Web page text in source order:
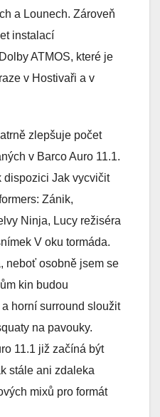
a Lounech. Zároveň
instalací
ATMOS, které je
v Hostivaři a v
zlepšuje počet
v Barco Auro 11.1.
dispozici Jak vycvičit
Zánik,
Ninja, Lucy režiséra
V oku tormáda.
neboť osobně jsem se
kin budou
horní surround sloužit
na pavouky.
11.1 již začíná být
stále ani zdaleka
mixů pro formát